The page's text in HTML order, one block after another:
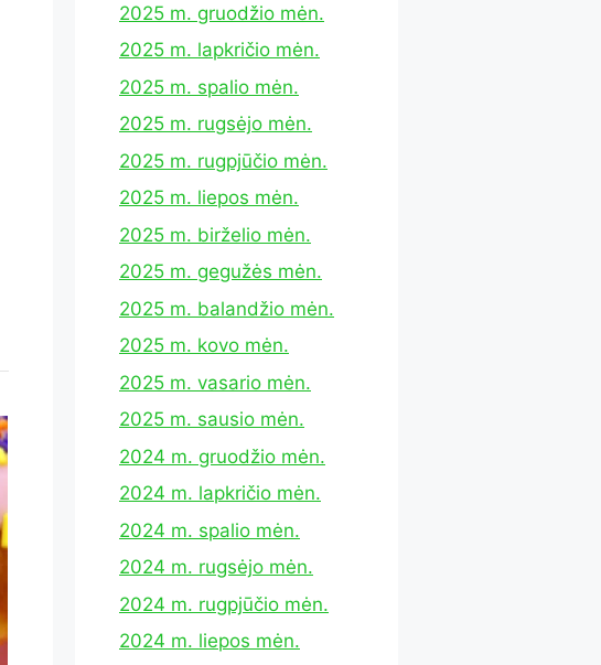
2025 m. gruodžio mėn.
2025 m. lapkričio mėn.
2025 m. spalio mėn.
2025 m. rugsėjo mėn.
2025 m. rugpjūčio mėn.
2025 m. liepos mėn.
2025 m. birželio mėn.
2025 m. gegužės mėn.
2025 m. balandžio mėn.
2025 m. kovo mėn.
2025 m. vasario mėn.
2025 m. sausio mėn.
2024 m. gruodžio mėn.
2024 m. lapkričio mėn.
2024 m. spalio mėn.
2024 m. rugsėjo mėn.
2024 m. rugpjūčio mėn.
2024 m. liepos mėn.